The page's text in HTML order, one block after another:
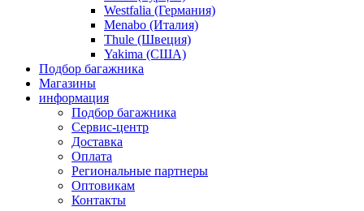
Westfalia (Германия)
Menabo (Италия)
Thule (Швеция)
Yakima (США)
Подбор багажника
Магазины
информация
Подбор багажника
Сервис-центр
Доставка
Оплата
Региональные партнеры
Оптовикам
Контакты